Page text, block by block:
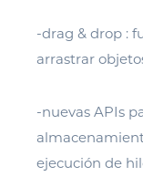
-drag & drop :
arrastrar
-nuevas APIs
ejecución de